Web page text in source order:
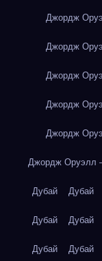
Джордж
Джордж
Джордж
Джордж
Джордж
Джордж Оруэлл
Дубай Дубай
Дубай Дубай
Дубай Дубай